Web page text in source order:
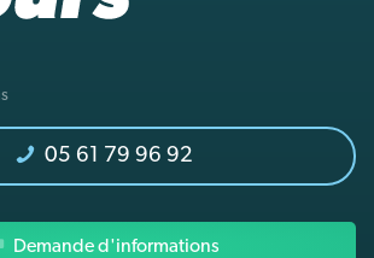
05 61 79 96 92
Demande d'informations